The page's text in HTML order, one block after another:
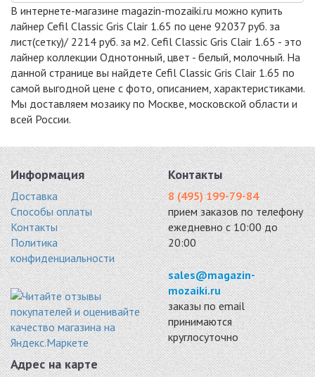
CEFIL SABLE
(ПЕСОК) 2.05
композит
2050x25200
2214 руб. / кв.м.
В интернете-магазине magazin-mozaiki.ru можно купить
лайнер Cefil Classic Gris Clair 1.65 по цене 92037 руб. за
лист(сетку)/ 2214 руб. за м2. Cefil Classic Gris Clair 1.65 - это
лайнер коллекции Однотонный, цвет - белый, молочный. На
данной странице вы найдете Cefil Classic Gris Clair 1.65 по
самой выгодной цене с фото, описанием, характеристиками.
Мы доставляем мозаику по Москве, московской области и
всей России.
Информация
Доставка
Способы оплаты
Контакты
Политика
конфиденциальности
Контакты
8 (495) 199-79-84
прием заказов по телефону
ежедневно с 10:00 до
20:00
sales@magazin-
mozaiki.ru
заказы по email
принимаются
круглосуточно
Адрес на карте